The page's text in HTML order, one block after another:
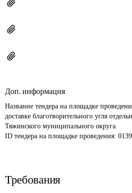
Доп. информация
Название тендера на площадке
доставке благотворительного угля
Тяжинского муниципального округа
ID тендера на площадке проведения:
Требования